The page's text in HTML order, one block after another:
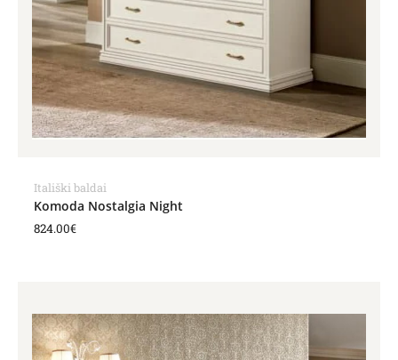
Itališki baldai
Komoda Nostalgia Night
824.00€